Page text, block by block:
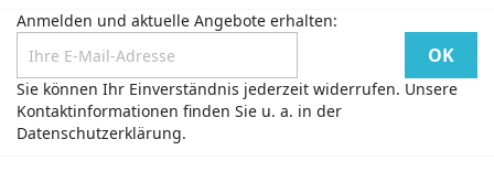
Anmelden und aktuelle Angebote erhalten:
Sie können Ihr Einverständnis jederzeit widerrufen. Unsere
Kontaktinformationen finden Sie u. a. in der
Datenschutzerklärung.